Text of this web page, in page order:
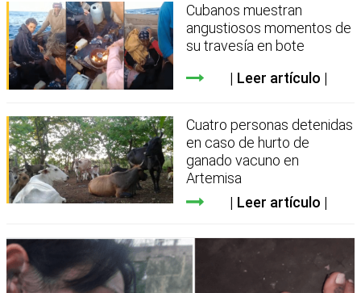
Cubanos muestran
angustiosos momentos de
su travesía en bote
Leer artículo
Cuatro personas detenidas
en caso de hurto de
ganado vacuno en
Artemisa
Leer artículo